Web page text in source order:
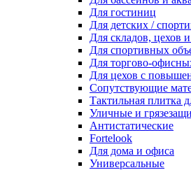
Для гостиниц
Для детских /
Для складов, цехов
Для спортивных
Для торгово-
Для цехов с
Сопутствующие
Тактильная плитка
Уличные и
Антистатические
Fortelook
Для дома и офиса
Универсальные